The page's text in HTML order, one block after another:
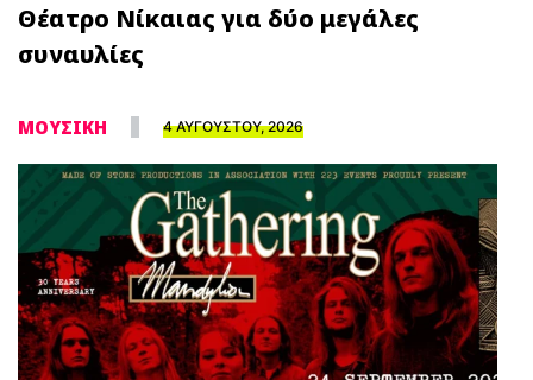
Θέατρο Νίκαιας για δύο μεγάλες
συναυλίες
ΜΟΥΣΙΚΗ 4 ΑΥΓΟΥΣΤΟΥ, 2026